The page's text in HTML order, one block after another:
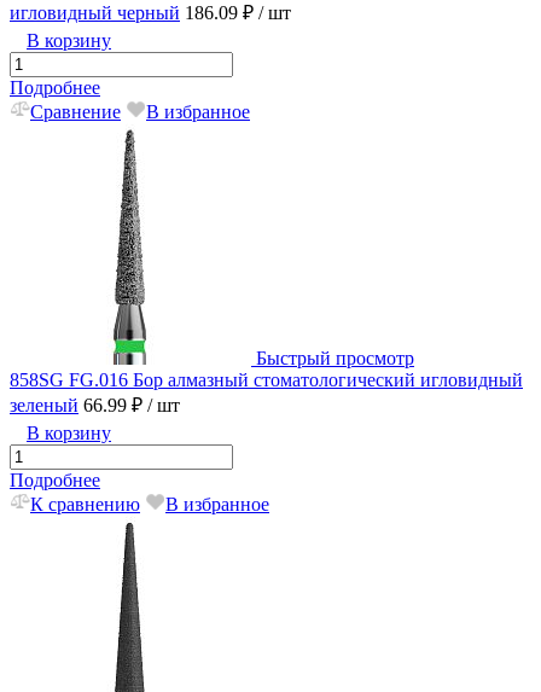
игловидный черный 186.09 ₽ / шт
В корзину
Подробнее
Сравнение
В избранное
Быстрый просмотр
858SG FG.016 Бор алмазный стоматологический игловидный
зеленый 66.99 ₽ / шт
В корзину
Подробнее
К сравнению
В избранное